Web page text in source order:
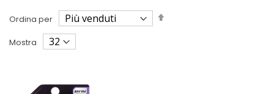
Ordina per
Imposta
Mostra